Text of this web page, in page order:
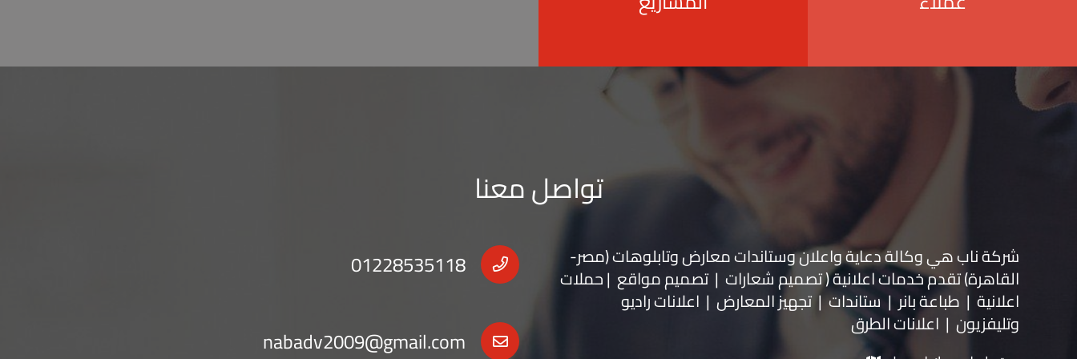
تواصل معنا
شركة ناب هي وكالة دعاية واعلان وستاندات معارضوتابلوهات(مصر-
القاهرة) تقدم خدمات اعلانية ( تصميم شعارات | تصميم مواقع | حملات
اعلانية | طباعة بانر | ستاندات | تجهيز المعارض | اعلانات راديو
وتليفزيون | اعلانات الطرق
01228535118
nabadv2009@gmail.com